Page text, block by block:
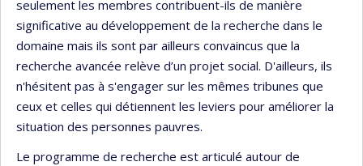
seulement les membres contribuent-ils de manière
significative au développement de la recherche dans le
domaine mais ils sont par ailleurs convaincus que la
recherche avancée relève d’un projet social. D'ailleurs, ils
n'hésitent pas à s'engager sur les mêmes tribunes que
ceux et celles qui détiennent les leviers pour améliorer la
situation des personnes pauvres.
Le programme de recherche est articulé autour de